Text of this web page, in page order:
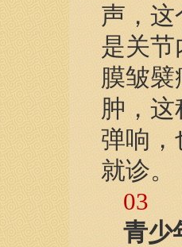
声，
是关
膜皱
肿，
弹响，
就诊。
03
青少